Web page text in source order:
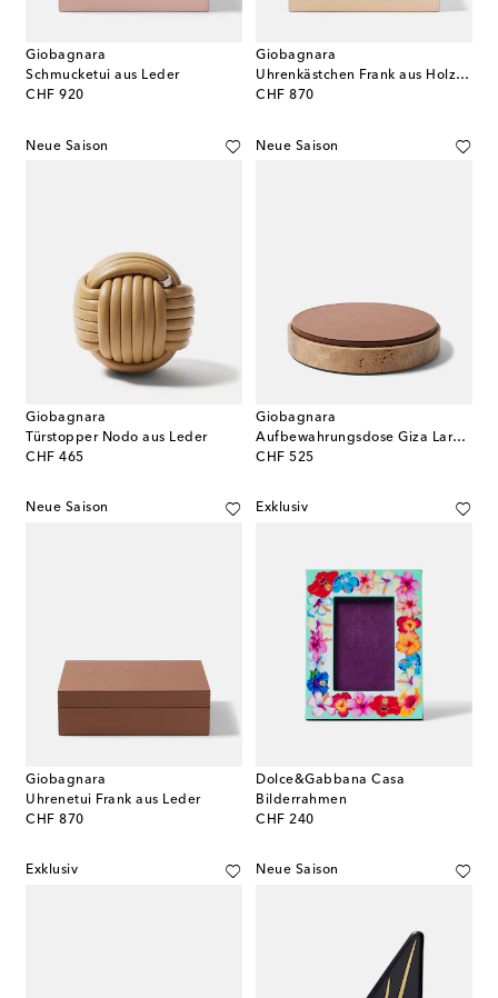
Giobagnara
Schmucketui aus Leder
CHF 920
original price
Giobagnara
Uhrenkästchen Frank aus Holz und Leder
CHF 870
original price
Neue Saison
Giobagnara
Türstopper Nodo aus Leder
CHF 465
original price
Neue Saison
Giobagnara
Aufbewahrungsdose Giza Large aus Marmor und Leder
CHF 525
original price
Neue Saison
Giobagnara
Uhrenetui Frank aus Leder
CHF 870
original price
Exklusiv
Dolce&Gabbana Casa
Bilderrahmen
CHF 240
original price
Exklusiv Neue Saison